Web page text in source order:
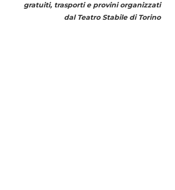
gratuiti, trasporti e provini organizzati
dal Teatro Stabile di Torino